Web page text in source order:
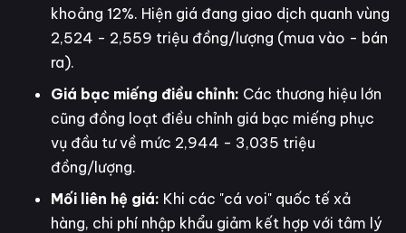
khoảng 12%. Hiện giá đang giao dịch quanh vùng
2,524 - 2,559 triệu đồng/lượng (mua vào - bán
ra).
Giá bạc miếng điều chỉnh: Các thương hiệu lớn
cũng đồng loạt điều chỉnh giá bạc miếng phục
vụ đầu tư về mức 2,944 - 3,035 triệu
đồng/lượng.
Mối liên hệ giá: Khi các "cá voi" quốc tế xả
hàng, chi phí nhập khẩu giảm kết hợp với tâm lý